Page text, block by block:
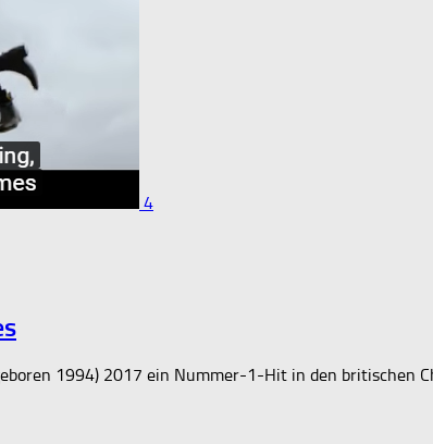
4
1994) 2017 ein Nummer-1-Hit in den britischen